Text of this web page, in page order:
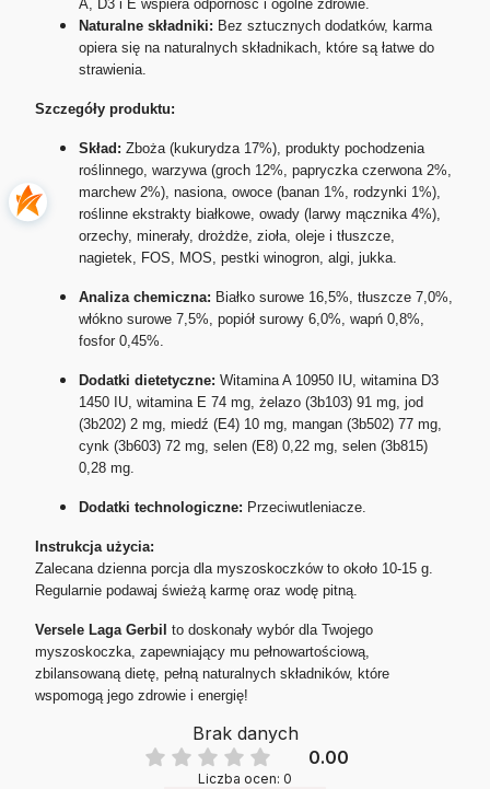
A, D3 i E wspiera odporność i ogólne zdrowie.
Naturalne składniki: Bez sztucznych dodatków, karma
opiera się na naturalnych składnikach, które są łatwe do
strawienia.
Szczegóły produktu:
Skład: Zboża (kukurydza 17%), produkty pochodzenia
roślinnego, warzywa (groch 12%, papryczka czerwona 2%,
marchew 2%), nasiona, owoce (banan 1%, rodzynki 1%),
roślinne ekstrakty białkowe, owady (larwy mącznika 4%),
orzechy, minerały, drożdże, zioła, oleje i tłuszcze,
nagietek, FOS, MOS, pestki winogron, algi, jukka.
Analiza chemiczna: Białko surowe 16,5%, tłuszcze 7,0%,
włókno surowe 7,5%, popiół surowy 6,0%, wapń 0,8%,
fosfor 0,45%.
Dodatki dietetyczne: Witamina A 10950 IU, witamina D3
1450 IU, witamina E 74 mg, żelazo (3b103) 91 mg, jod
(3b202) 2 mg, miedź (E4) 10 mg, mangan (3b502) 77 mg,
cynk (3b603) 72 mg, selen (E8) 0,22 mg, selen (3b815)
0,28 mg.
Dodatki technologiczne: Przeciwutleniacze.
Instrukcja użycia:
Zalecana dzienna porcja dla myszoskoczków to około 10-15 g.
Regularnie podawaj świeżą karmę oraz wodę pitną.
Versele Laga Gerbil to doskonały wybór dla Twojego
myszoskoczka, zapewniający mu pełnowartościową,
zbilansowaną dietę, pełną naturalnych składników, które
wspomogą jego zdrowie i energię!
Brak danych
0.00
Liczba ocen: 0